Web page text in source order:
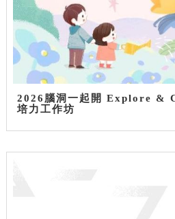
2026腦洞一起開 Explore &
培力工作坊